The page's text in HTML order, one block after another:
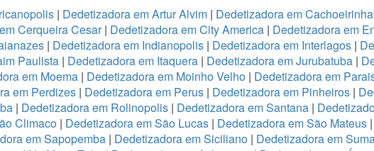
| Dedetizadora em Artur Alvim | Dedetizadora em Cachoeirinha
Cerqueira Cesar| Dedetizadora em City America | Dedetizadora em
| Dedetizadora em Indianopolis | Dedetizadora em Interlagos |
Paulista | Dedetizadora em Itaquera | Dedetizadora em Jurubatuba |
em Moema | Dedetizadora em Moinho Velho | Dedetizadora em
em Perdizes | Dedetizadora em Perus | Dedetizadora em Pinheiros |
| Dedetizadora em Rolinopolis| Dedetizadora em Santana|
Climaco| Dedetizadora em São Lucas| Dedetizadora em São Mateus |
em Sapopemba | Dedetizadora em Siciliano | Dedetizadora em